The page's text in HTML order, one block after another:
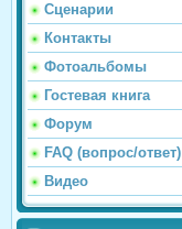
Сценарии
Контакты
Фотоальбомы
Гостевая книга
Форум
FAQ (вопрос/ответ)
Видео